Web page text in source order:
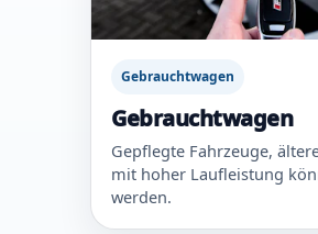
Gebrauchtwagen
Gebrauchtwagen
Gepflegte Fahrzeuge,
mit hoher Laufleistung
werden.